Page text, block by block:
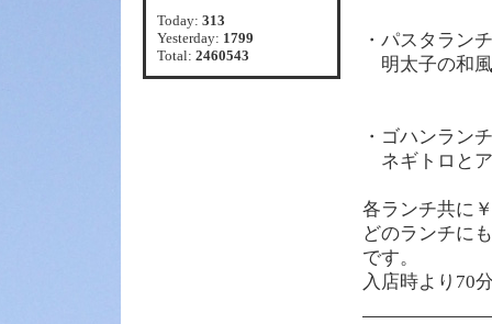
・パスタランチ
明太子の和
・ゴハンランチ
ネギトロと
各ランチ共に
どのランチに
です。
入店時より70
Today: 313
Yesterday: 1799
Total: 2460543